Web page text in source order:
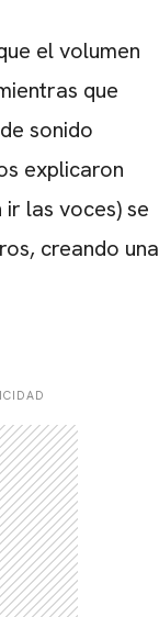
el volumen
que
sonido
explicaron
ir las voces) se
creando una